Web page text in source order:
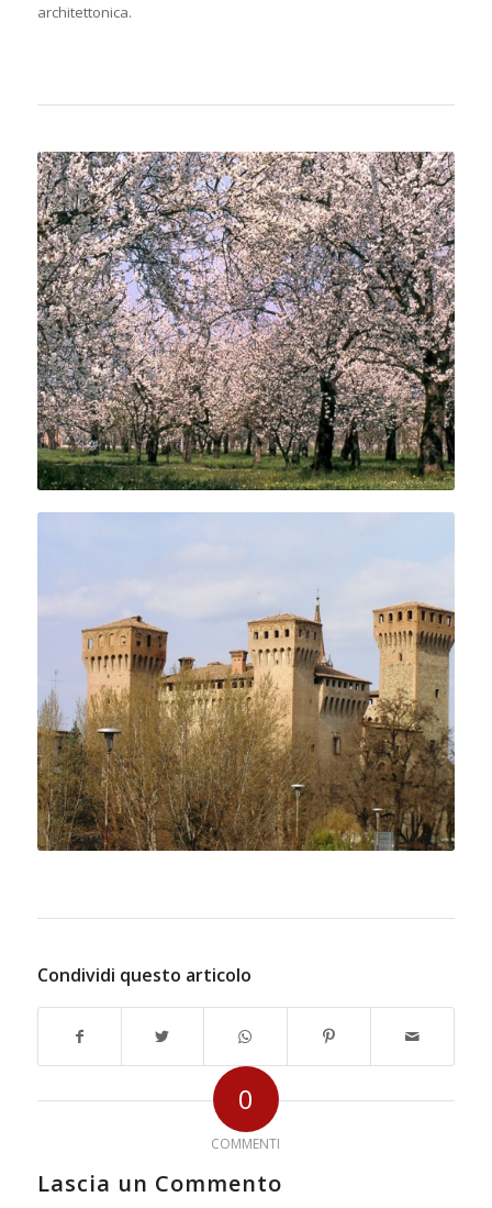
architettonica.
Condividi questo articolo
0
COMMENTI
Lascia un Commento